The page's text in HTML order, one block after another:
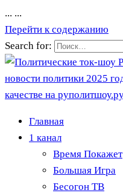
... ...
Перейти к содержанию
Search for:
Главная
1 канал
Время Покажет
Большая Игра
Бесогон ТВ